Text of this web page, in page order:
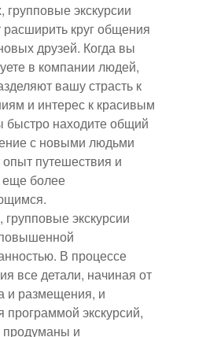
экскурсии
круг общения
друзей. Когда вы
в компании людей,
вашу страсть к
и интерес к красивым
быстро находите общий
с новыми людьми
путешествия и
еще более
экскурсии
В процессе
все детали, начиная от
и размещения, и
программой экскурсий,
продуманы и